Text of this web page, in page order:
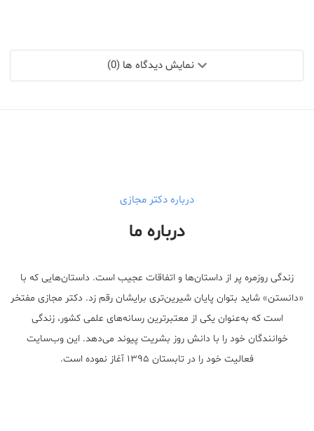
نمایش دیدگاه ها (0)
درباره دکتر مجازی
درباره ما
زندگی روزمره پر از داستان‌ها و اتفاقات عجیب است. داستان‌هایی که با
«دانستن» شاید بتوان پایان شیرین‌تری برایشان رقم زد. دکتر مجازی مفتخر
است که به‌عنوان یکی از معتبر‌ترین رسانه‌های علمی کشور، زندگی
خوانندگان خود را با دانش روز بشریت پیوند می‌دهد. این وب‌سایت
فعالیت خود را در تابستان ۱۳۹۵ آغاز نموده است.